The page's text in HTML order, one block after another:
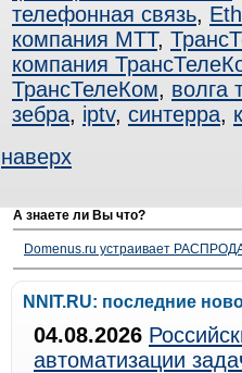
телефонная связь,
компания МТТ,
компания
ТрансТелеКом, волга
зебра, iptv, синтерра,
наверх
А знаете ли Вы что?
Domenus.ru устраивает
NNIT.RU: последние
04.08.2026
автоматизации